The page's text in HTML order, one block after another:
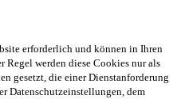
erforderlich und können in Ihren
Regel werden diese Cookies nur als
gesetzt, die einer Dienstanforderung
Datenschutzeinstellungen, dem